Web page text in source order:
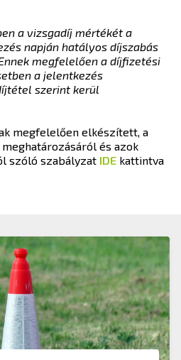
a vizsgadíj mértékét a
napján hatályos díjszabás
megfelelően a díjfizetési
a jelentkezés
szerint kerül
megfelelően elkészített, a
és azok
szóló szabályzat IDE kattintva